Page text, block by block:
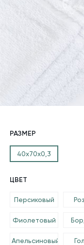
РАЗМЕР
40х70х0,3
ЦВЕТ
Персиковый
Фиолетовый
Апельсиновый